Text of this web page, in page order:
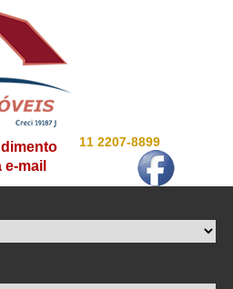
11 2207-8899
e-mail